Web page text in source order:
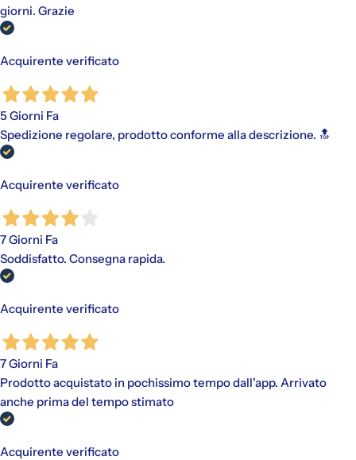
giorni. Grazie
Acquirente verificato
5 Giorni Fa
Spedizione regolare, prodotto conforme alla descrizione. 🔝
Acquirente verificato
7 Giorni Fa
Soddisfatto. Consegna rapida.
Acquirente verificato
7 Giorni Fa
Prodotto acquistato in pochissimo tempo dall'app. Arrivato
anche prima del tempo stimato
Acquirente verificato